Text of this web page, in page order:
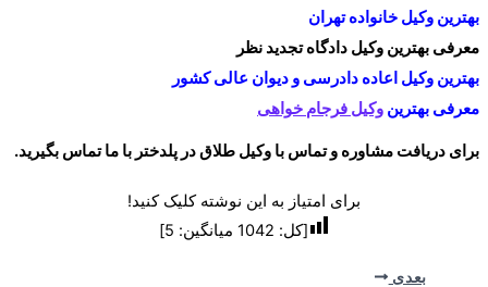
بهترین وکیل خانواده تهران
معرفی بهترین وکیل دادگاه تجدید نظر
بهترین وکیل اعاده دادرسی و دیوان عالی کشور
معرفی بهترین وکیل فرجام خواهی
برای دریافت مشاوره و تماس با وکیل طلاق در پلدختر با ما تماس بگیرید.
برای امتیاز به این نوشته کلیک کنید!
[کل: 1042 میانگین: 5
]
بعدی